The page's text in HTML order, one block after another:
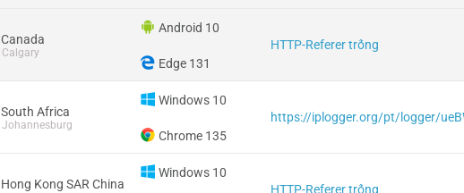
Canada
Calgary
Android 10
Edge 131
HTTP-Referer trống
South Africa
Johannesburg
Windows 10
Chrome 135
https://iplogger.org/pt/logger/
Hong Kong SAR China
Windows 10
HTTP-Referer trống